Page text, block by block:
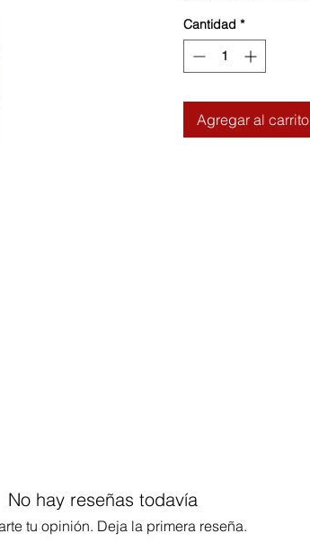
Cantidad *
Agregar al carrito
No hay reseñas todavía
tu opinión. Deja la primera reseña.